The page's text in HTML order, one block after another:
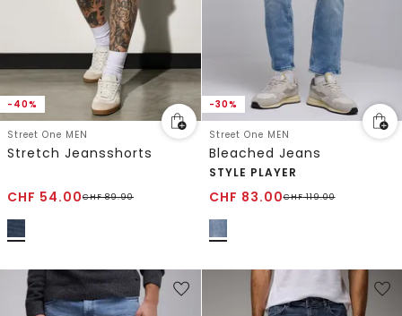
-40%
Street One MEN
Stretch Jeansshorts
CHF 54.00CHF89.90
-30%
Street One MEN
Bleached Jeans
STYLE PLAYER
CHF 83.00CHF119.00